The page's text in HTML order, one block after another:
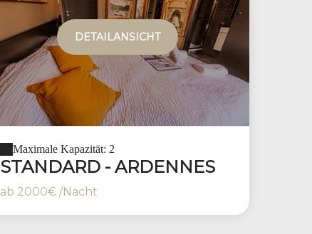
DETAILANSICHT
Maximale Kapazität: 2
STANDARD - ARDENNES
ab 2000€ /Nacht